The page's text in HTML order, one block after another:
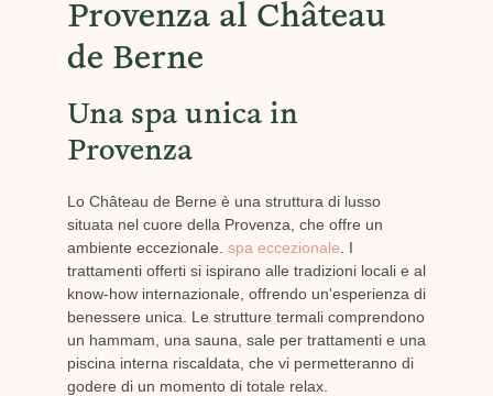
Provenza al Château
de Berne
Una spa unica in
Provenza
Lo Château de Berne è una struttura di lusso
situata nel cuore della Provenza, che offre un
ambiente eccezionale. spa eccezionale . I
trattamenti offerti si ispirano alle tradizioni locali e al
know-how internazionale, offrendo un'esperienza di
benessere unica. Le strutture termali comprendono
un hammam, una sauna, sale per trattamenti e una
piscina interna riscaldata, che vi permetteranno di
godere di un momento di totale relax.